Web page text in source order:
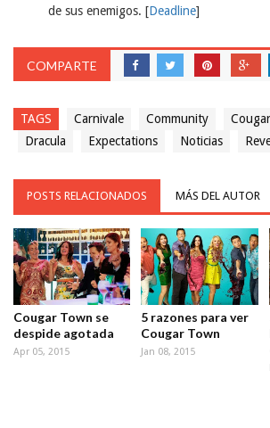
de sus enemigos. [Deadline]
COMPARTE
TAGS Carnivale Community
Dracula
Expectations Noticias
POSTS RELACIONADOS MÁS DEL AUTOR
Cougar Town se
despide agotada
Apr 05, 2015
5 razones para ver
Cougar Town
Jan 08, 2015